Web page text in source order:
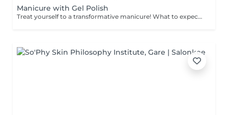
Manicure with Gel Polish
Treat yourself to a transformative manicure! What to expect: - old polish is removed as a bonus - rough skin is removed - nails are shaped - cuticles and side ridges are polished - reinforcement is performed if chosen - semi-permanent polish is applied - cuticle oil and hand cream are applied Age: 16+ Frequency: every 3 weeks for best results. *Removal of old semi-permanent polish is included with the manicure. If you want a separate removal appointment, we charge €20 for the careful process that protects your nails. For the manicure, we leave a thin layer of old polish under the new layer to enhance the durability of the semi-permanent polish. *Please note that if semipermanent nail polish without manicure is chosen, rough skin, cuticle and side ridges won't be removed.